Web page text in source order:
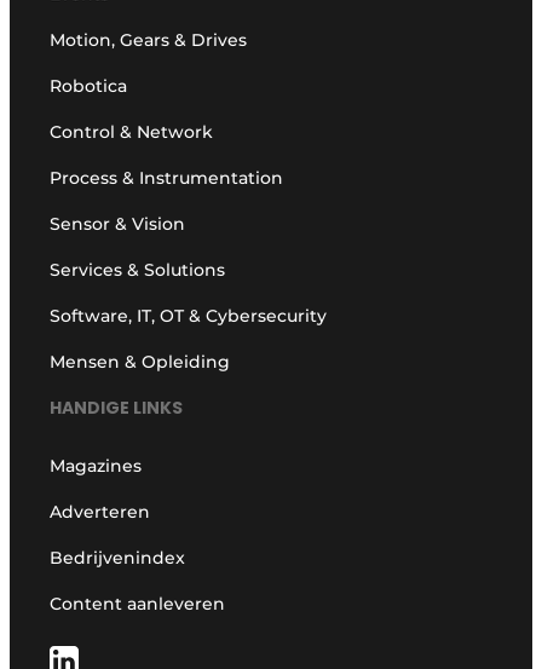
Motion, Gears & Drives
Robotica
Control & Network
Process & Instrumentation
Sensor & Vision
Services & Solutions
Software, IT, OT & Cybersecurity
Mensen & Opleiding
HANDIGE LINKS
Magazines
Adverteren
Bedrijvenindex
Content aanleveren